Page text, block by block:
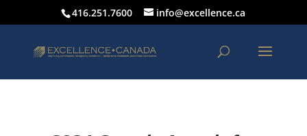
416.251.7600 info@excellence.ca